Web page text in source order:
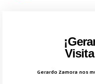
Gerardo Zamora nos